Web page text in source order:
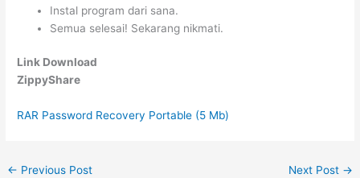
Instal program dari sana.
Semua selesai! Sekarang nikmati.
Link Download
ZippyShare
RAR Password Recovery Portable (5 Mb)
← Previous Post Next Post →